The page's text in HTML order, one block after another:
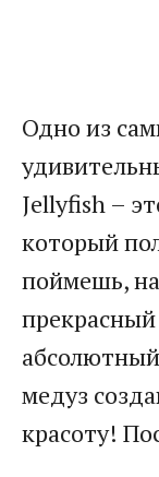
Одно из
Jellyfish –
который
поймешь,
медуз
красоту!